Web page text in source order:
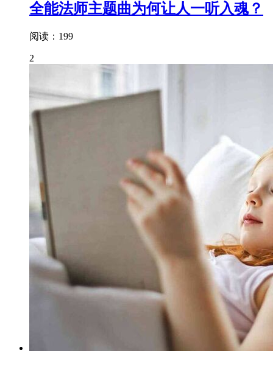
全能法师主题曲为何让人一听入魂？
阅读：199
2